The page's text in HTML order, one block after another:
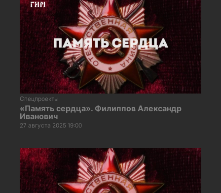
Спецпроекты
«Память сердца». Филиппов Александр
Иванович
27 августа 2025 19:00